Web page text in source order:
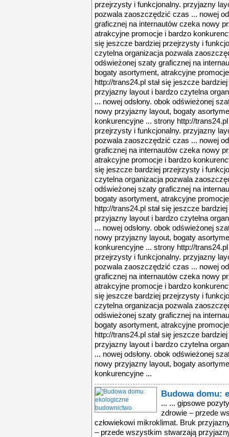
przejrzysty i funkcjonalny. przyjazny
pozwala zaoszczędzić czas ... nowej
graficznej na internautów czeka nowy
atrakcyjne promocje i bardzo
się jeszcze bardziej przejrzysty i
czytelna organizacja pozwala
odświeżonej szaty graficznej na
bogaty asortyment, atrakcyjne
http://trans24.pl stał się jeszcze
przyjazny layout i bardzo czytelna
... nowej odsłony. obok odświeżonej
nowy przyjazny layout, bogaty
konkurencyjne ... strony http://
przejrzysty i funkcjonalny. przyjazny
pozwala zaoszczędzić czas ... nowej
graficznej na internautów czeka nowy
atrakcyjne promocje i bardzo
się jeszcze bardziej przejrzysty i
czytelna organizacja pozwala
odświeżonej szaty graficznej na
bogaty asortyment, atrakcyjne
http://trans24.pl stał się jeszcze
przyjazny layout i bardzo czytelna
... nowej odsłony. obok odświeżonej
nowy przyjazny layout, bogaty
konkurencyjne ... strony http://
przejrzysty i funkcjonalny. przyjazny
pozwala zaoszczędzić czas ... nowej
graficznej na internautów czeka nowy
atrakcyjne promocje i bardzo
się jeszcze bardziej przejrzysty i
czytelna organizacja pozwala
odświeżonej szaty graficznej na
bogaty asortyment, atrakcyjne
http://trans24.pl stał się jeszcze
przyjazny layout i bardzo czytelna
... nowej odsłony. obok odświeżonej
nowy przyjazny layout, bogaty
konkurencyjne ...
Budowa domu:
... ... gipsowe
zdrowie – przede
człowiekowi mikroklimat. Bruk
– przede wszystkim stwarzają